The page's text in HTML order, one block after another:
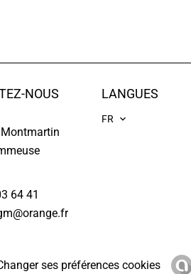
NOUS
64 41
LANGUES
FR
ses préférences cookies